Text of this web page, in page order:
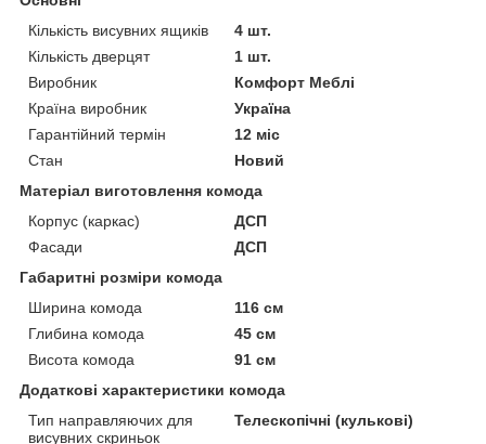
Кількість висувних ящиків
4 шт.
Кількість дверцят
1 шт.
Виробник
Комфорт Меблі
Країна виробник
Україна
Гарантійний термін
12 міс
Стан
Новий
Матеріал виготовлення комода
Корпус (каркас)
ДСП
Фасади
ДСП
Габаритні розміри комода
Ширина комода
116 см
Глибина комода
45 см
Висота комода
91 см
Додаткові характеристики комода
Тип направляючих для
висувних скриньок
Телескопічні (кулькові)